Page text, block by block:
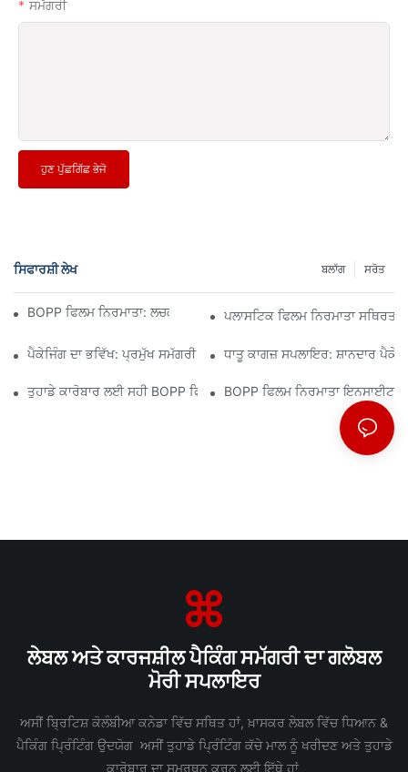
ਸਮੱਗਰੀ
ਹੁਣ ਪੁੱਛਗਿੱਛ ਭੇਜੋ
ਸਿਫਾਰਸ਼ੀ ਲੇਖ ਸਰੋਤ
ਬਲਾੱਗ
BOPP ਫਿਲਮ ਨਿਰਮਾਤਾ: ਲਚਕਦਾਰ ਪੈਕੇਜਿੰਗ ਦੀ ਰੀੜ੍ਹ ਦੀ ਹੱਡੀ
ਪਲਾਸਟਿਕ ਫਿਲਮ ਨਿਰਮਾਤਾ
ਪੈਕੇਜਿੰਗ ਦਾ ਭਵਿੱਖ: ਪ੍ਰਮੁੱਖ ਸਮੱਗਰੀ ਨਿਰਮਾਤਾਵਾਂ ਤੋਂ ਸੂਝਧਾਤੂ ਕਾਗਜ਼ ਸਪਲਾਇਰ: ਸ਼ਾਨਦਾਰ
ਤੁਹਾਡੇ ਕਾਰੋਬਾਰ ਲਈ ਸਹੀ BOPP ਫਿਲਮ ਸਪਲਾਇਰ ਦੀ ਚੋਣ ਕਿਉਂ ਮਾਇਨੇ ਰੱਖਦੀ
BOPP ਫਿਲਮ ਨਿਰਮਾਤਾ
ਲੇਬਲ ਅਤੇ ਕਾਰਜਸ਼ੀਲ ਪੈਕਿੰਗ ਸਮੱਗਰੀ ਦਾ ਗਲੋਬਲ
ਮੋਰੀ ਸਪਲਾਇਰ
ਅਸੀਂ ਬ੍ਰਿਟਿਸ਼ ਕੋਲੰਬੀਆ ਕਨੇਡਾ ਵਿੱਚ ਸਥਿਤ ਹਾਂ, ਖ਼ਾਸਕਰ ਲੇਬਲ ਵਿੱਚ ਧਿਆਨ &
ਪੈਕਿੰਗ ਪ੍ਰਿੰਟਿੰਗ ਉਦਯੋਗ ਅਸੀਂ ਤੁਹਾਡੇ ਪ੍ਰਿੰਟਿੰਗ ਕੱਚੇ ਮਾਲ ਨੂੰ ਖਰੀਦਣ ਅਤੇ ਤੁਹਾਡੇ
ਕਾਰੋਬਾਰ ਦਾ ਸਮਰਥਨ ਕਰਨ ਲਈ ਇੱਥੇ ਹਾਂ